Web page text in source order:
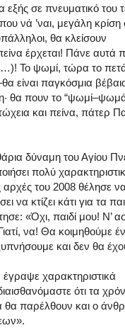
σε πνευματικό του
νά ’ναι, μεγάλη
θα κλείσουν
έρχεται! Πάνε αυτά
Το ψωμί, τώρα το
είναι παγκόσμια
θα πουν το
και πείνα, πάτερ
δύναμη του Αγίου
πολύ
αρχές του 2008 θέλησε
να κτίζει κάτι για τα
«Όχι, παιδί μου! Ν’
να! Θα κοιμηθούμε
και δεν θα
έγραψε χαρακτηριστικά
ότι τα
θα παρέλθουν και ο